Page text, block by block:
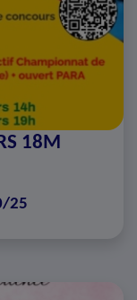
18M
25